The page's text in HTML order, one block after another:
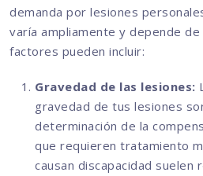
demanda por lesiones
varía ampliamente y depende
factores pueden incluir:
Gravedad de las lesiones:
gravedad de tus lesiones
determinación de la
que requieren tratamiento
causan discapacidad suelen